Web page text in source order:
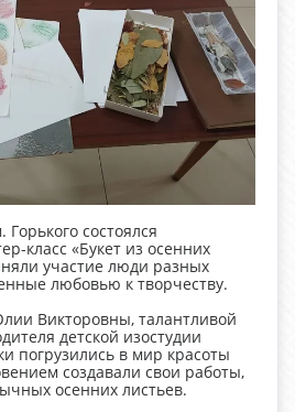
состоялся
класс «Букет из осенних
участие люди разных
любовью к творчеству.
Викторовны, талантливой
детской изостудии
погрузились в мир красоты
создавали свои работы,
осенних листьев.